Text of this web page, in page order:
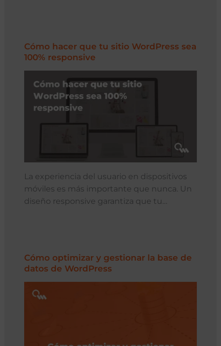
Cómo hacer que tu sitio WordPress sea
100% responsive
La experiencia del usuario en dispositivos
móviles es más importante que nunca. Un
diseño responsive garantiza que tu…
Cómo optimizar y gestionar la base de
datos de WordPress